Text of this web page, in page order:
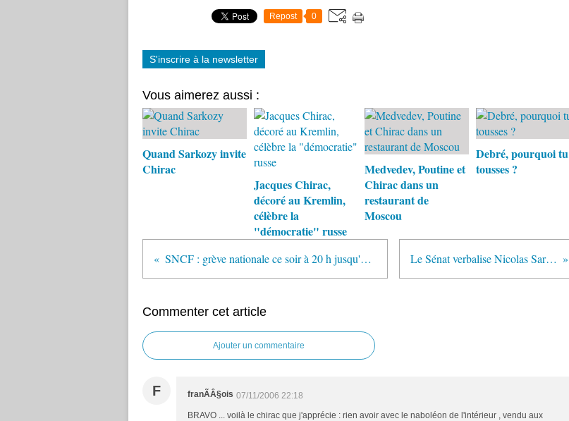
Repost 0
S'inscrire à la newsletter
Vous aimerez aussi :
Quand Sarkozy invite
Chirac
Jacques Chirac,
décoré au Kremlin,
célèbre la
"démocratie" russe
Medvedev, Poutine et
Chirac dans un
restaurant de
Moscou
Debré, pourquoi tu
tousses ?
SNCF : grève nationale ce soir à 20 h jusqu'à Jeudi Le Sénat verbalise Nicolas Sarkozy
Commenter cet article
Ajouter un commentaire
F franÃÂ§ois 07/11/2006 22:18
BRAVO ... voilà le chirac que j'apprécie : rien avoir avec le naboléon de l'intérieur , vendu aux